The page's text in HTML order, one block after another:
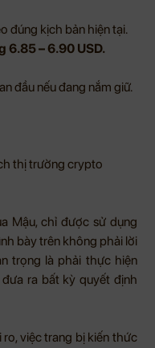
đúng kịch bản hiện tại.
6.85 – 6.90 USD.
đầu nếu đang nắm giữ.
thị trường crypto
Mậu, chỉ được sử dụng
bày trên không phải lời
trọng là phải thực hiện
ra bất kỳ quyết định
việc trang bị kiến thức